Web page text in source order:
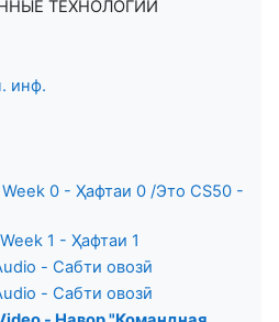
ТЕХНОЛОГИИ
инф.
0 - Ҳафтаи 0 /Это CS50 -
1 - Ҳафтаи 1
- Сабти овозӣ
- Сабти овозӣ